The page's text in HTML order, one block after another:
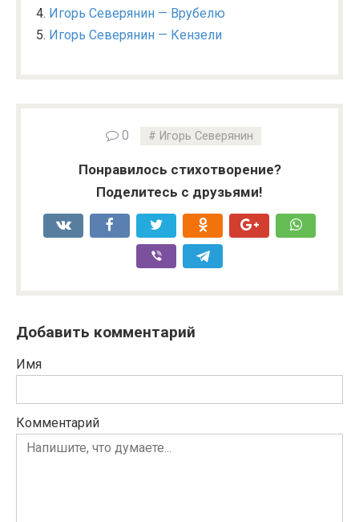
Игорь Северянин — Врубелю
Игорь Северянин — Кензели
0 Игорь Северянин
Понравилось стихотворение?
Поделитесь с друзьями!
Добавить комментарий
Имя
Комментарий